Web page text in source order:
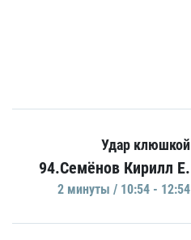
Удар клюшкой
94.Семёнов Кирилл Е.
2 минуты / 10:54 - 12:54